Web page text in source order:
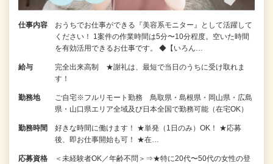
仕事内容
おうちでお仕事ができる『美容系モニター』として活躍して
ください！ 1案件の作業時間は5分〜10分程度。空いた時間
を有効活用できるお仕事です。 ◆【いろん…
給与
完全出来高制 ★謝礼は、最短で当日のうちに受け取れま
す！
勤務地
ご自宅※フルリモート勤務 鳥取県・島根県・岡山県・広島
県・山口県エリア全域及び日本全国で勤務可能（在宅OK）
勤務時間
好きな時間に働けます！ ★単発（1日のみ）OK！ ★応募
後、即お仕事開始も可！ ★在…
応募資格
＜未経験者OK／年齢不問＞⇒★特に20代〜50代の女性の登